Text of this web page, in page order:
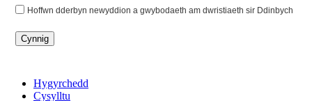
Hoffwn dderbyn newyddion a gwybodaeth am dwristiaeth sir Ddinbych
Cynnig
Hygyrchedd
Cysylltu